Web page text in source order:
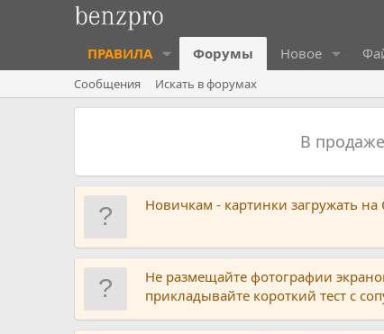
ПРАВИЛА Форумы Новое
Сообщения Искать в форумах
В
Новичкам - картинки загружать
Не размещайте фотографии
прикладывайте короткий тест с